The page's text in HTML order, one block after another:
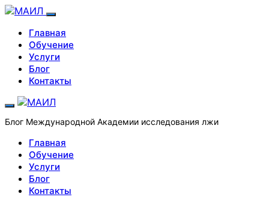
Главная
Обучение
Услуги
Блог
Контакты
Блог Международной Академии исследования лжи
Главная
Обучение
Услуги
Блог
Контакты